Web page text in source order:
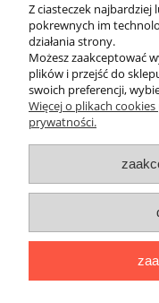
« 1 2 3
Z ciasteczek najbardziej
pokrewnych im
działania strony.
Możesz zaakceptować
plików i przejść do
swoich preferencji,
Więcej o plikach
prywatności.